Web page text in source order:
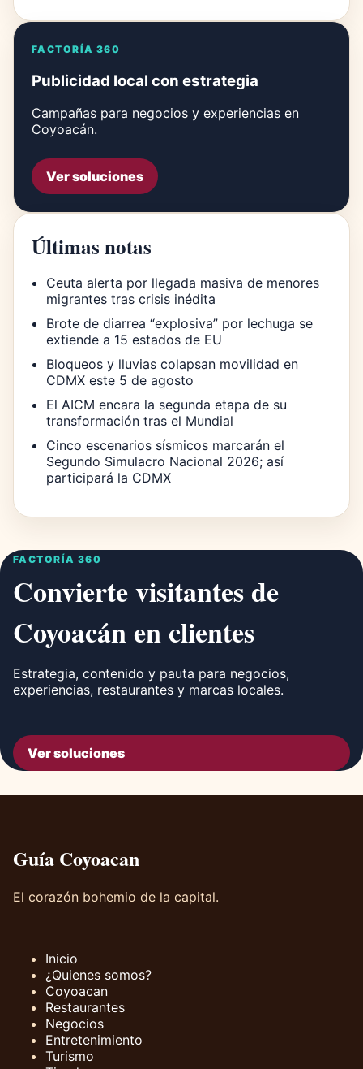
FACTORÍA 360
Publicidad local con estrategia
Campañas para negocios y experiencias en
Coyoacán.
Ver soluciones
Últimas notas
Ceuta alerta por llegada masiva de menores
migrantes tras crisis inédita
Brote de diarrea “explosiva” por lechuga se
extiende a 15 estados de EU
Bloqueos y lluvias colapsan movilidad en
CDMX este 5 de agosto
El AICM encara la segunda etapa de su
transformación tras el Mundial
Cinco escenarios sísmicos marcarán el
Segundo Simulacro Nacional 2026; así
participará la CDMX
FACTORÍA 360
Convierte visitantes de
Coyoacán en clientes
Estrategia, contenido y pauta para negocios,
experiencias, restaurantes y marcas locales.
Ver soluciones
Guía Coyoacan
El corazón bohemio de la capital.
Inicio
¿Quienes somos?
Coyoacan
Restaurantes
Negocios
Entretenimiento
Turismo